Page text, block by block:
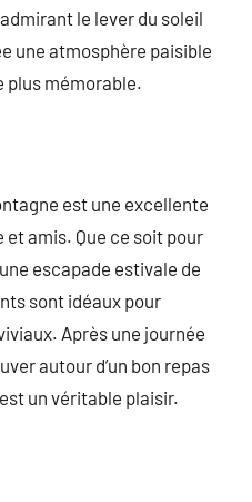
le lever du soleil
une atmosphère paisible
plus mémorable.
est une excellente
amis. Que ce soit pour
escapade estivale de
sont idéaux pour
Après une journée
autour d’un bon repas
un véritable plaisir.